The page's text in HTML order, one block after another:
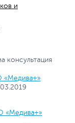
и
консультация
«Медива+»